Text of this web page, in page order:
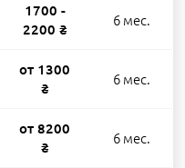
1700 -
2200 ₴
6 мес.
от 1300
₴
6 мес.
от 8200
₴
6 мес.